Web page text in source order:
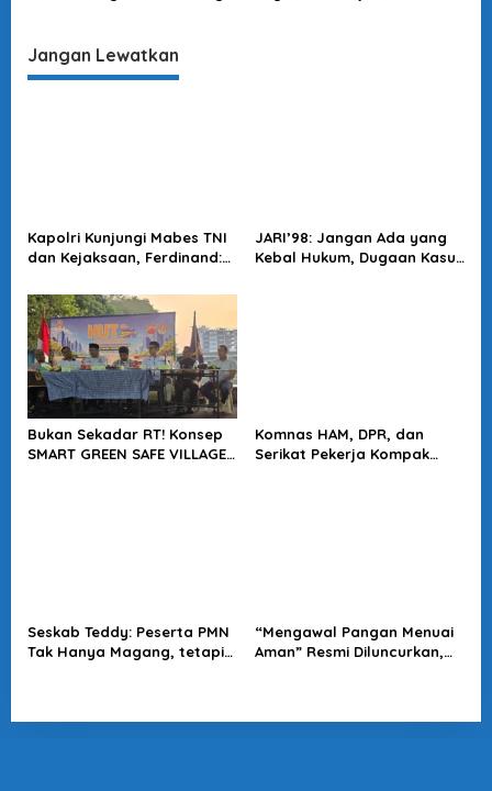
Jangan Lewatkan
Kapolri Kunjungi Mabes TNI
dan Kejaksaan, Ferdinand:
Soliditas Antar Lembaga
JARI’98: Jangan Ada yang
Kebal Hukum, Dugaan Kasus
Bukan Sekadar RT! Konsep
SMART GREEN SAFE VILLAGE
Komnas HAM, DPR, dan
Serikat Pekerja Kompak
Seskab Teddy: Peserta PMN
Tak Hanya Magang, tetapi
“Mengawal Pangan Menuai
Aman” Resmi Diluncurkan,